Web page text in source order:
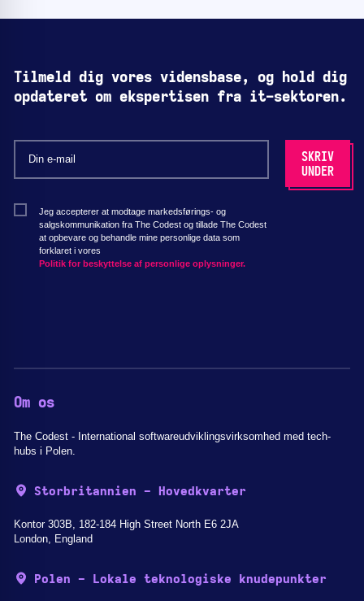
Tilmeld dig vores vidensbase, og hold dig
opdateret om ekspertisen fra it-sektoren.
Jeg accepterer at modtage markedsførings- og
salgskommunikation fra The Codest og tillade The Codest
at opbevare og behandle mine personlige data som
forklaret i vores
Politik for beskyttelse af personlige oplysninger.
Om os
The Codest - International softwareudviklingsvirksomhed med tech-
hubs i Polen.
Storbritannien - Hovedkvarter
Kontor 303B, 182-184 High Street North E6 2JA
London, England
Polen - Lokale teknologiske knudepunkter